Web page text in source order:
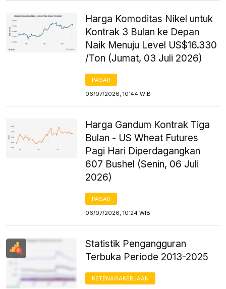
Harga Komoditas Nikel untuk
Kontrak 3 Bulan ke Depan
Naik Menuju Level US$16.330
/Ton (Jumat, 03 Juli 2026)
PASAR
06/07/2026, 10:44 WIB
Harga Gandum Kontrak Tiga
Bulan - US Wheat Futures
Pagi Hari Diperdagangkan
607 Bushel (Senin, 06 Juli
2026)
PASAR
06/07/2026, 10:24 WIB
Statistik Pengangguran
Terbuka Periode 2013-2025
KETENAGAKERJAAN